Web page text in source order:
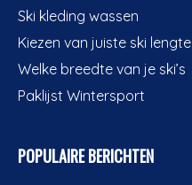
Ski kleding wassen
Kiezen van juiste ski lengte
Welke breedte van je ski’s
Paklijst Wintersport
POPULAIRE BERICHTEN